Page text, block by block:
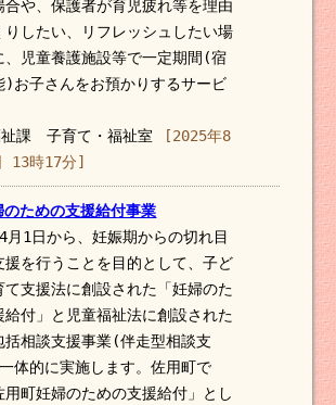
合や、保護者が育児疲れ等を理由
りしたい、リフレッシュしたい場
、児童養護施設等で一定期間(宿
)お子さんをお預かりするサービ
祉課 子育て・福祉室
[2025年8
13時17分]
のための支援給付事業
月1日から、妊娠期からの切れ目
援を行うことを目的として、子ど
て支援法に創設された「妊婦のた
給付」と児童福祉法に創設された
括相談支援事業(伴走型相談支
体的に実施します。佐用町で
用町妊婦のための支援給付」とし